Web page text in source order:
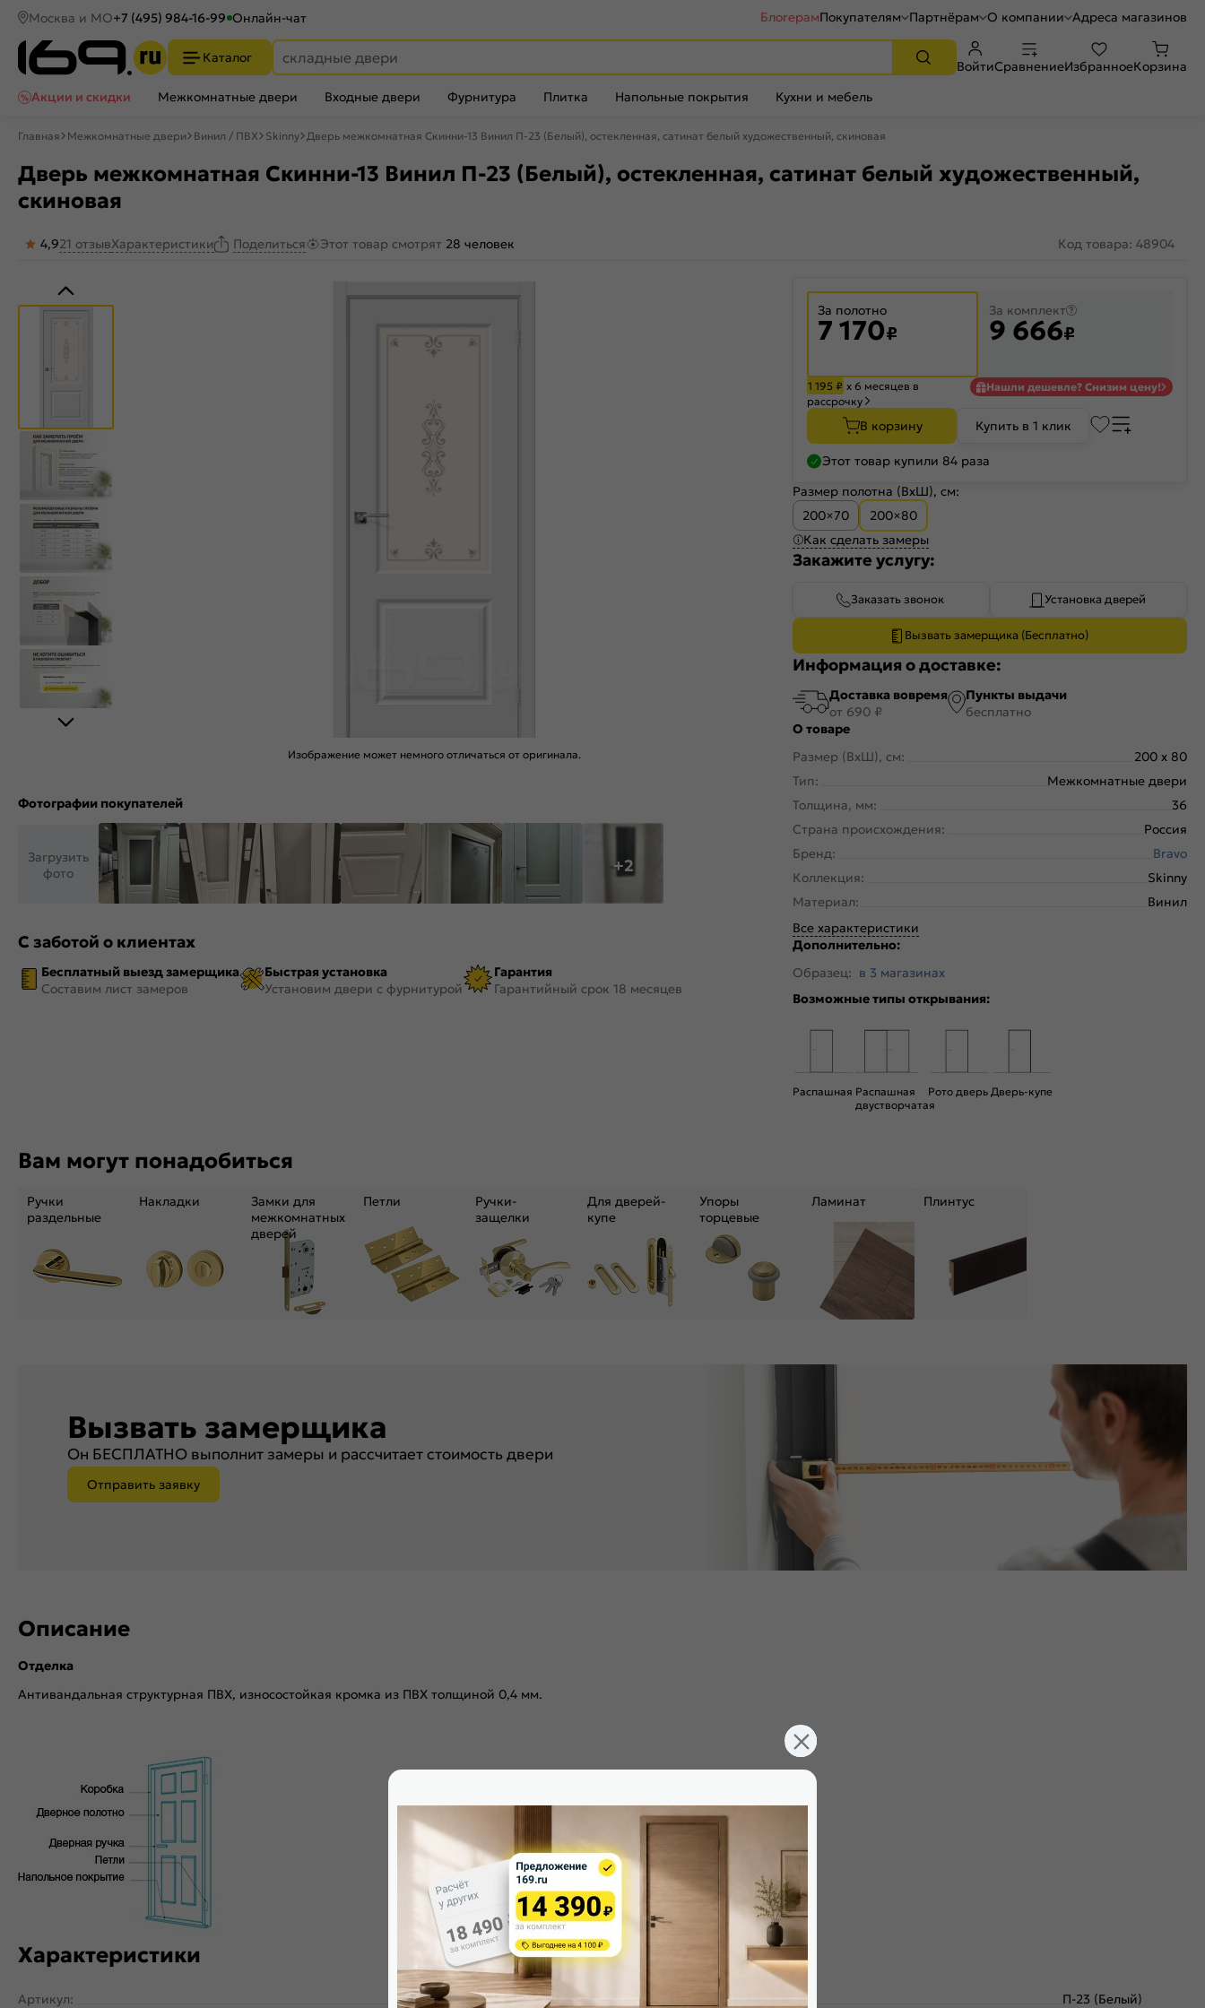
Москва и МО+7 (495) 984-16-99 Онлайн-чат БлогерамПокупателям Партнёрам О компании Адреса магазинов
Каталог
ВойтиСравнениеИзбранноеКорзина
Акции и скидки
Межкомнатные двери Входные двери Фурнитура Плитка Напольные покрытия Кухни и мебель
Главная Межкомнатные двери Винил / ПВХ Skinny Дверь межкомнатная Скинни-13 Винил П-23 (Белый), остекленная, сатинат белый художественный, скиновая
Дверь межкомнатная Скинни-13 Винил П-23 (Белый), остекленная, сатинат белый художественный,
скиновая
4,921 отзывХарактеристики Поделиться Этот товар смотрят 28 человек Код товара: 48904
Изображение может немного отличаться от оригинала.
Фотографии покупателей
Загрузить
фото
+2
С заботой о клиентах
Бесплатный выезд замерщика
Составим лист замеров
Быстрая установка
Установим двери с фурнитурой
Гарантия
Гарантийный срок 18 месяцев
За полотно
7 170₽
За комплект
9 666₽
1 195 ₽ х 6 месяцев в
рассрочку
Нашли дешевле? Снизим цену!
В корзину Купить в 1 клик
Этот товар купили 84 раза
Размер полотна (ВхШ), см:
200×70
200×80
Как сделать замеры
Закажите услугу:
Заказать звонок Установка дверей
Вызвать замерщика (Бесплатно)
Информация о доставке:
Доставка вовремя
от 690 ₽
Пункты выдачи
бесплатно
О товаре
Размер (ВхШ), см:
200 x 80
Тип:
Межкомнатные двери
Толщина, мм:
36
Страна происхождения:
Россия
Бренд:
Bravo
Коллекция:
Skinny
Материал:
Винил
Все характеристики
Дополнительно:
Образец: в 3 магазинах
Возможные типы открывания:
Распашная Распашная
двустворчатая
Рото дверь Дверь-купе
Вам могут понадобиться
Ручки
раздельные
Накладки
Замки для
межкомнатных
дверей
Петли
Ручки-
защелки
Для дверей-
купе
Упоры
торцевые
Ламинат Плинтус
Вызвать замерщика
Он БЕСПЛАТНО выполнит замеры и рассчитает стоимость двери
Отправить заявку
Описание
Отделка
Антивандальная структурная ПВХ, износостойкая кромка из ПВХ толщиной 0,4 мм.
Характеристики
Артикул:
105-0581
Цвет:
П-23 (Белый)